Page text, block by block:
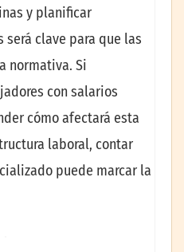
y planificar
será clave para que las
normativa. Si
con salarios
cómo afectará esta
laboral, contar
puede marcar la